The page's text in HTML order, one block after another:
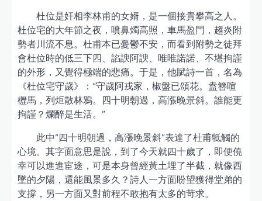
杜位是奸相李林甫的女婿，是一個接貴攀高之人。
杜位宅的大年節之夜，噴鼻燭高照，車馬盈門，趨炎附
勢者川流不息。杜甫本已憂鬱不安，而看到附勢之徒拜
會杜位時的低三下四、諂諛阿諛、唯唯諾諾、不堪拘謹
的外形，又覺得極端的悲痛。于是，他賦詩一首，名為
《杜位宅守歲》：“守歲阿戎家，椒盤已頌花。盍簪喧
櫪馬，列炬散林鴉。四十明朝過，高漲晚景斜。誰能更
拘謹？爛醉是生活。”
此中“四十明朝過，高漲晚景斜”表達了杜甫牴觸的
心境。其字面意思是說，到了今天就四十歲了，即便僥
幸可以進進宦途，可是本身曾經黃土埋了半截，就像西
墜的夕陽，還能風景多久？詩人一方面盼望獲得堂弟的
支撐，另一方面又對前程不敢抱有太多的苛求。